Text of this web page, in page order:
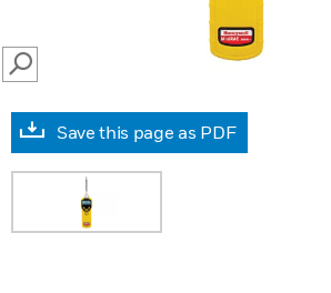
SEARCH
Save this page as PDF